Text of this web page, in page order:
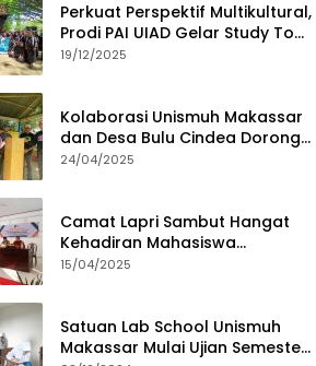
Perkuat Perspektif Multikultural,
Prodi PAI UIAD Gelar Study Tour
ke Kajang
19/12/2025
Kolaborasi Unismuh Makassar
dan Desa Bulu Cindea Dorong
Sentra Garam Industri
24/04/2025
Camat Lapri Sambut Hangat
Kehadiran Mahasiswa
PoltekMu
15/04/2025
Satuan Lab School Unismuh
Makassar Mulai Ujian Semester,